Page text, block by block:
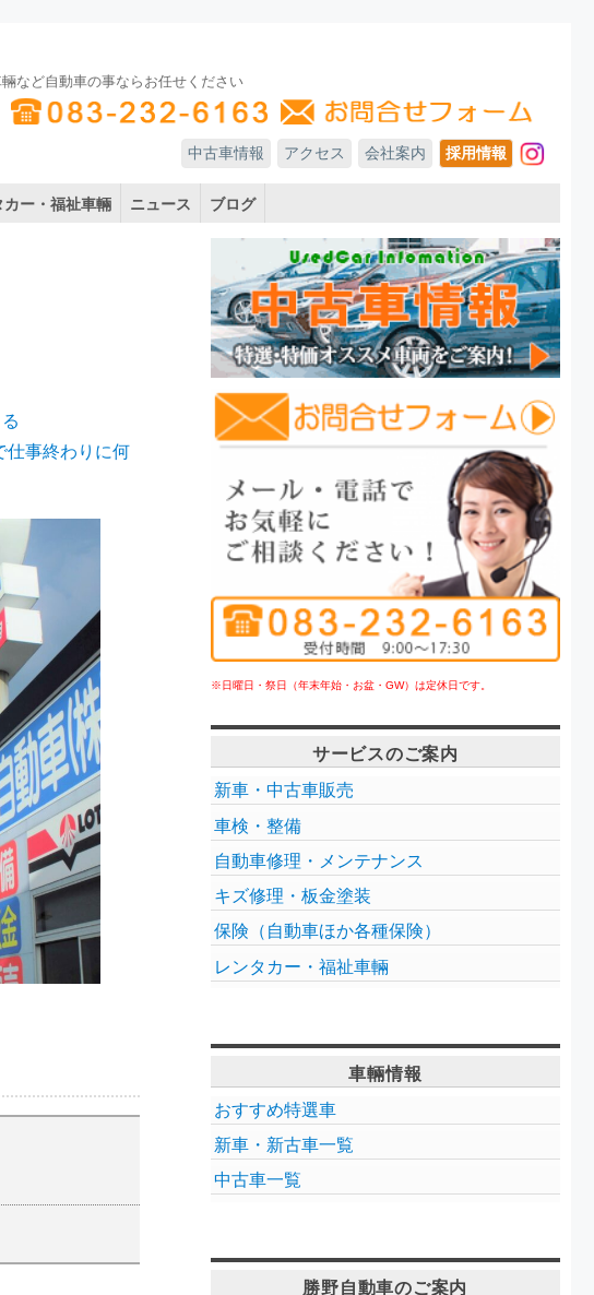
など自動車の事ならお任せください
中古車情報 アクセス 会社案内 採用情報 In
カー・福祉車輛 ニュース ブログ
事終わりに何
※日曜日・祭日（年末年始・お盆・GW）は定休日です。
サービスのご案内
新車・中古車販売
車検・整備
自動車修理・メンテナンス
キズ修理・板金塗装
保険（自動車ほか各種保険）
レンタカー・福祉車輛
車輛情報
おすすめ特選車
新車・新古車一覧
中古車一覧
勝野自動車のご案内